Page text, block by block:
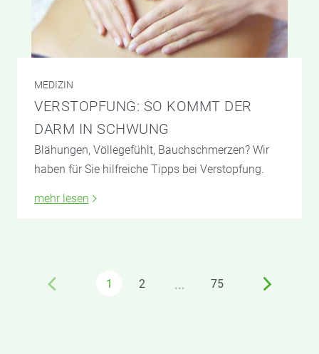
MEDIZIN
VERSTOPFUNG: SO KOMMT DER
DARM IN SCHWUNG
Blähungen, Völlegefühlt, Bauchschmerzen? Wir
haben für Sie hilfreiche Tipps bei Verstopfung.
mehr lesen
1 2 … 75